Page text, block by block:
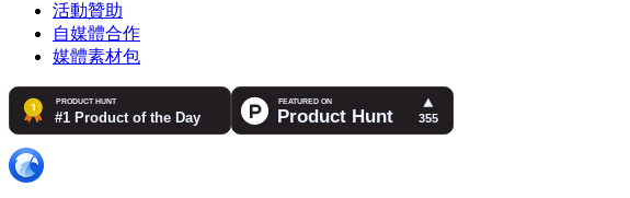
活動贊助
自媒體合作
媒體素材包